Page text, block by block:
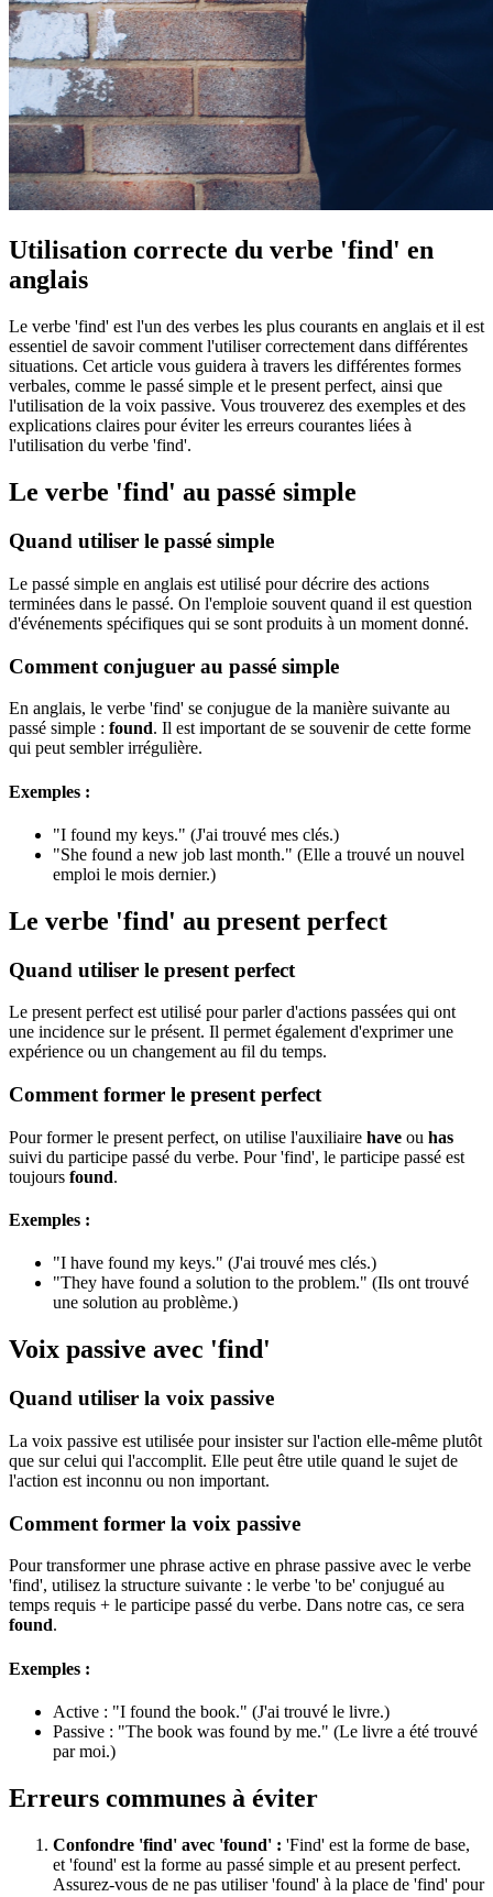
Utilisation correcte du verbe 'find' en
anglais
Le verbe 'find' est l'un des verbes les plus courants en anglais et il est
essentiel de savoir comment l'utiliser correctement dans différentes
situations. Cet article vous guidera à travers les différentes formes
verbales, comme le passé simple et le present perfect, ainsi que
l'utilisation de la voix passive. Vous trouverez des exemples et des
explications claires pour éviter les erreurs courantes liées à
l'utilisation du verbe 'find'.
Le verbe 'find' au passé simple
Quand utiliser le passé simple
Le passé simple en anglais est utilisé pour décrire des actions
terminées dans le passé. On l'emploie souvent quand il est question
d'événements spécifiques qui se sont produits à un moment donné.
Comment conjuguer au passé simple
En anglais, le verbe 'find' se conjugue de la manière suivante au
passé simple : found. Il est important de se souvenir de cette forme
qui peut sembler irrégulière.
Exemples :
"I found my keys." (J'ai trouvé mes clés.)
"She found a new job last month." (Elle a trouvé un nouvel
emploi le mois dernier.)
Le verbe 'find' au present perfect
Quand utiliser le present perfect
Le present perfect est utilisé pour parler d'actions passées qui ont
une incidence sur le présent. Il permet également d'exprimer une
expérience ou un changement au fil du temps.
Comment former le present perfect
Pour former le present perfect, on utilise l'auxiliaire have ou has
suivi du participe passé du verbe. Pour 'find', le participe passé est
toujours found.
Exemples :
"I have found my keys." (J'ai trouvé mes clés.)
"They have found a solution to the problem." (Ils ont trouvé
une solution au problème.)
Voix passive avec 'find'
Quand utiliser la voix passive
La voix passive est utilisée pour insister sur l'action elle-même plutôt
que sur celui qui l'accomplit. Elle peut être utile quand le sujet de
l'action est inconnu ou non important.
Comment former la voix passive
Pour transformer une phrase active en phrase passive avec le verbe
'find', utilisez la structure suivante : le verbe 'to be' conjugué au
temps requis + le participe passé du verbe. Dans notre cas, ce sera
found.
Exemples :
Active : "I found the book." (J'ai trouvé le livre.)
Passive : "The book was found by me." (Le livre a été trouvé
par moi.)
Erreurs communes à éviter
Confondre 'find' avec 'found' : 'Find' est la forme de base,
et 'found' est la forme au passé simple et au present perfect.
Assurez-vous de ne pas utiliser 'found' à la place de 'find' pour